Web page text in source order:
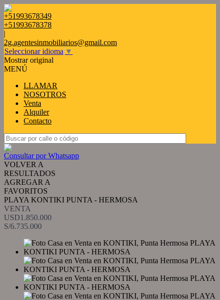
+51993678349
+51993678378
|
2g.agentesinmobiliarios@gmail.com
Seleccionar idioma ▼
Mostrar original
MENÚ
LLAMAR
NOSOTROS
Venta
Alquiler
Contacto
Consultar por Whatsapp
VOLVER A
RESULTADOS
AGREGAR A
FAVORITOS
PLAYA KONTIKI PUNTA - HERMOSA
VENTA
USD1.850.000
S/6.735.000